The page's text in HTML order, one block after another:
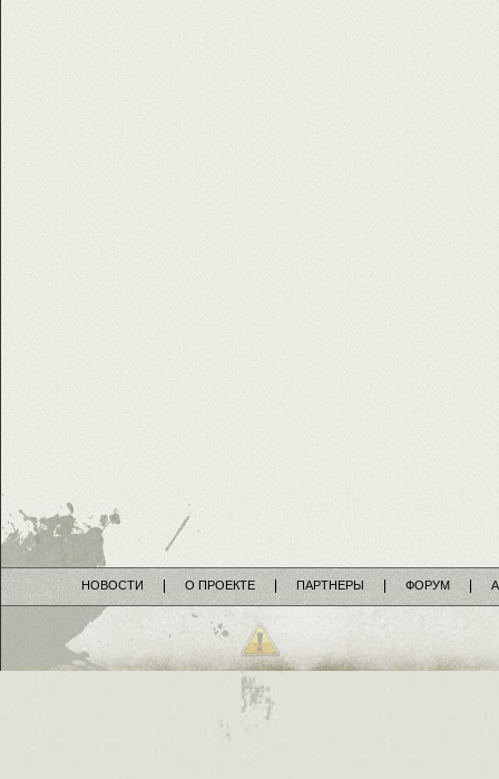
НОВОСТИ О ПРОЕКТЕ ПАРТНЕРЫ ФОРУМ